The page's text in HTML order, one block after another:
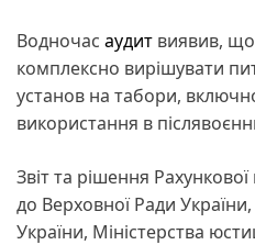
Водночас аудит виявив, що
комплексно вирішувати
установ на табори, включно
використання в
Звіт та рішення
до Верховної Ради України,
України, Міністерства